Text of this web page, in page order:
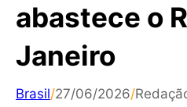
abastece o
Janeiro
Brasil/27/06/2026/